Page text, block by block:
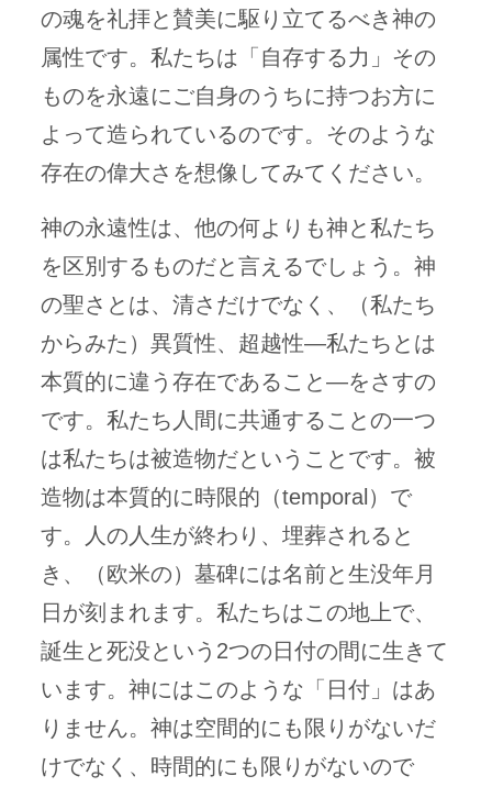
の魂を礼拝と賛美に駆り立てるべき神の
属性です。私たちは「自存する力」その
ものを永遠にご自身のうちに持つお方に
よって造られているのです。そのような
存在の偉大さを想像してみてください。
神の永遠性は、他の何よりも神と私たち
を区別するものだと言えるでしょう。神
の聖さとは、清さだけでなく、（私たち
からみた）異質性、超越性—私たちとは
本質的に違う存在であること—をさすの
です。私たち人間に共通することの一つ
は私たちは被造物だということです。被
造物は本質的に時限的（temporal）で
す。人の人生が終わり、埋葬されると
き、（欧米の）墓碑には名前と生没年月
日が刻まれます。私たちはこの地上で、
誕生と死没という2つの日付の間に生きて
います。神にはこのような「日付」はあ
りません。神は空間的にも限りがないだ
けでなく、時間的にも限りがないので